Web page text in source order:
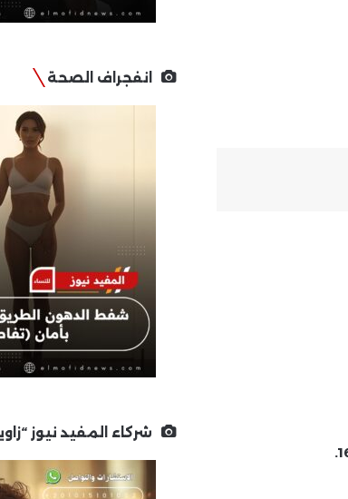
انفجراف الصحة
شركاء المفيد نيوز